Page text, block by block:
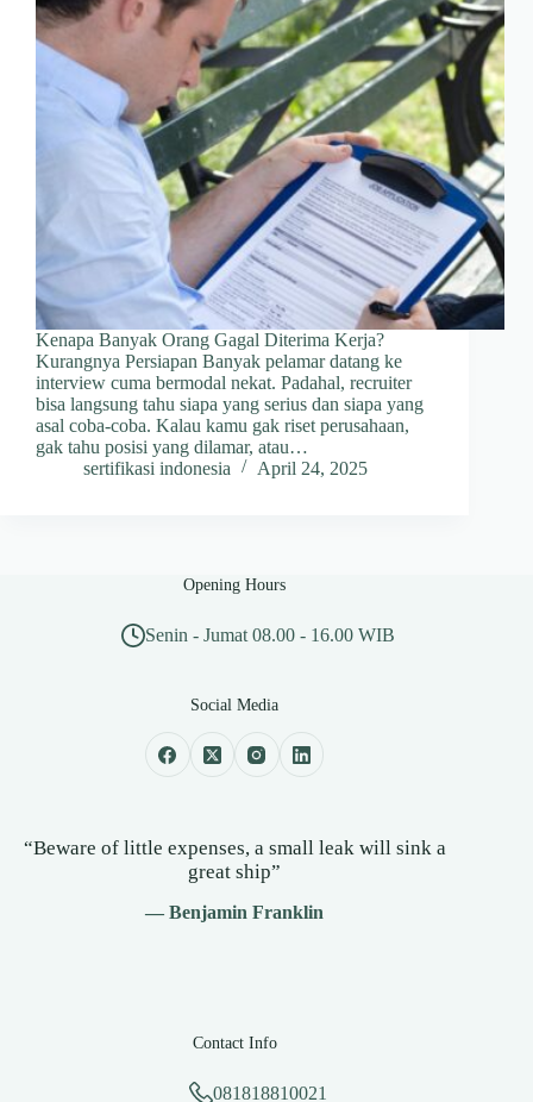
Kenapa Banyak Orang Gagal Diterima Kerja?
Kurangnya Persiapan Banyak pelamar datang ke
interview cuma bermodal nekat. Padahal, recruiter
bisa langsung tahu siapa yang serius dan siapa yang
asal coba-coba. Kalau kamu gak riset perusahaan,
gak tahu posisi yang dilamar, atau…
sertifikasi indonesia
April 24, 2025
Opening Hours
Senin - Jumat 08.00 - 16.00 WIB
Social Media
“Beware of little expenses, a small leak will sink a
great ship”
— Benjamin Franklin
Contact Info
081818810021